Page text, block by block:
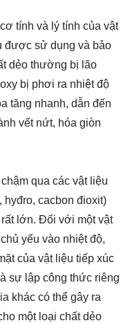
tính và lý tính của vật
được sử dụng và bảo
dẻo thường bị lão
bị phơi ra nhiệt độ
tăng nhanh, dẫn đến
vết nứt, hóa giòn
qua các vật liệu
hyđro, cacbon đioxit)
lớn. Đối với một vật
yếu vào nhiệt độ,
của vật liệu tiếp xúc
sự lập công thức riêng
khác có thể gây ra
một loại chất dẻo